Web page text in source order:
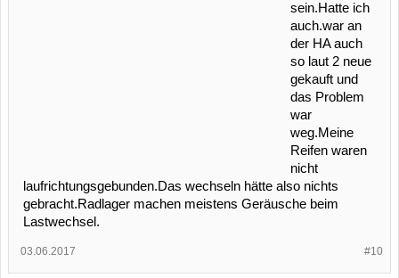
sein.Hatte ich
auch.war an
der HA auch
so laut 2 neue
gekauft und
das Problem
war
weg.Meine
Reifen waren
nicht
laufrichtungsgebunden.Das wechseln hätte also nichts
gebracht.Radlager machen meistens Geräusche beim
Lastwechsel.
#10
03.06.2017